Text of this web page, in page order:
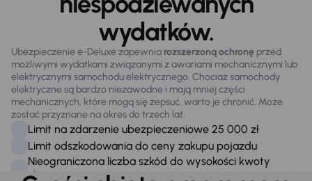
wydatków.
Ubezpieczenie e-Deluxe zapewnia rozszerzoną ochronę przed
możliwymi wydatkami związanymi z awariami mechanicznymi lub
elektrycznymi samochodu elektrycznego. Chociaż samochody
elektryczne są bardzo niezawodne i mają mniej części
mechanicznych, które mogą się zepsuć, warto je chronić. Może
zostać przyznane na okres do trzech lat.
Limit na zdarzenie ubezpieczeniowe 25 000 zł
Limit odszkodowania do ceny zakupu pojazdu
Nieograniczona liczba szkód do wysokości kwoty
ubezpieczenia